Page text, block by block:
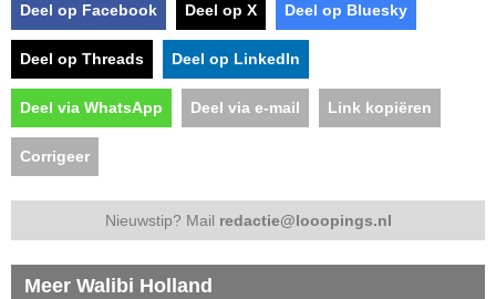
Deel op Facebook Deel op X Deel op Bluesky
Deel op Threads Deel op LinkedIn
Deel via WhatsApp Deel via e-mail Link kopiëren
Corrigeer
Nieuwstip? Mail redactie@looopings.nl
Meer Walibi Holland